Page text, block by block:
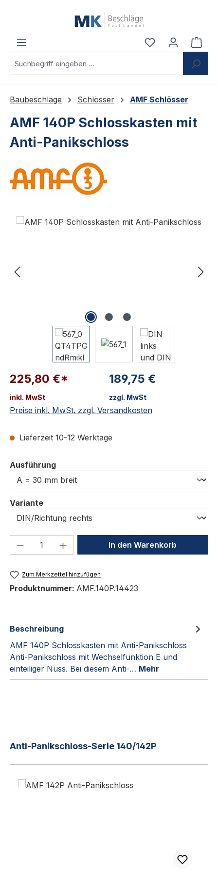
Du hast 0
Baubeschläge Schlösser AMF Schlösser
AMF 140P Schlosskasten mit
Anti-Panikschloss
225,80 €*
inkl. MwSt
189,75 €
zzgl. MwSt
Preise inkl. MwSt. zzgl. Versandkosten
Lieferzeit 10-12 Werktage
Ausführungauswählen
Varianteauswählen
Produkt Anzahl: Gib denIn den Warenkorb
Zum Merkzettel hinzufügen
Produktnummer: AMF.140P.14423
Beschreibung
AMF 140P Schlosskasten mit Anti-Panikschloss
Anti-Panikschloss mit Wechselfunktion E und
einteiliger Nuss. Bei diesem Anti-… Mehr
Produktgalerie überspringen
Anti-Panikschloss-Serie 140/142P